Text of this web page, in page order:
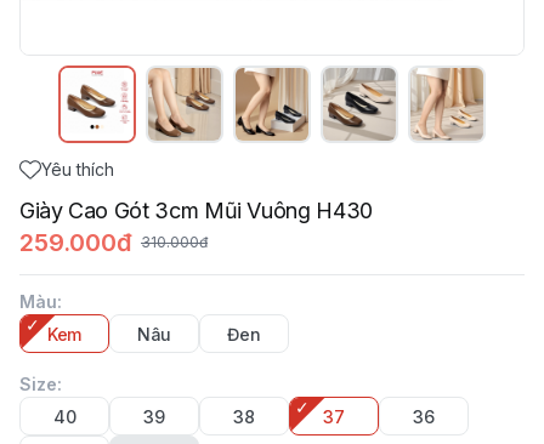
Yêu thích
Giày Cao Gót 3cm Mũi Vuông H430
259.000đ 310.000đ
Màu:
Kem
Nâu Đen
Size:
40
39 38 37
36